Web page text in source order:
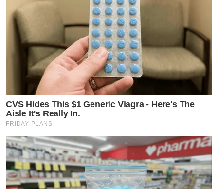
CVS Hides This $1 Generic Viagra - Here's The
Aisle It's Really In.
FRIDAY PLANS